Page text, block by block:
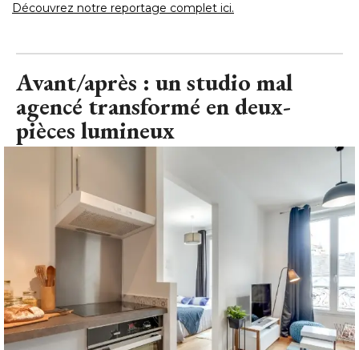
Découvrez notre reportage complet ici.
Avant/après : un studio mal
agencé transformé en deux-
pièces lumineux